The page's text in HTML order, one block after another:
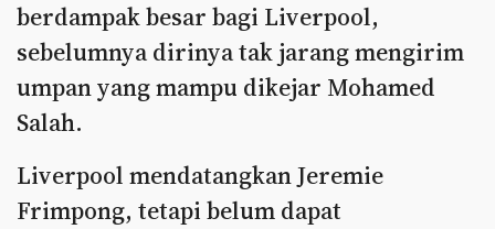
berdampak besar bagi Liverpool,
sebelumnya dirinya tak jarang mengirim
umpan yang mampu dikejar Mohamed
Salah.
Liverpool mendatangkan Jeremie
Frimpong, tetapi belum dapat